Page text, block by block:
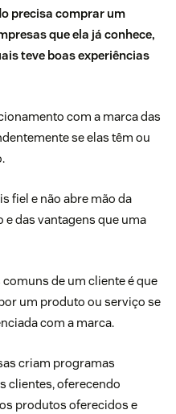
precisa comprar um
que ela já conhece,
teve boas experiências
com a marca das
se elas têm ou
fiel e não abre mão da
das vantagens que uma
de um cliente é que
um produto ou serviço se
com a marca.
criam programas
clientes, oferecendo
produtos oferecidos e